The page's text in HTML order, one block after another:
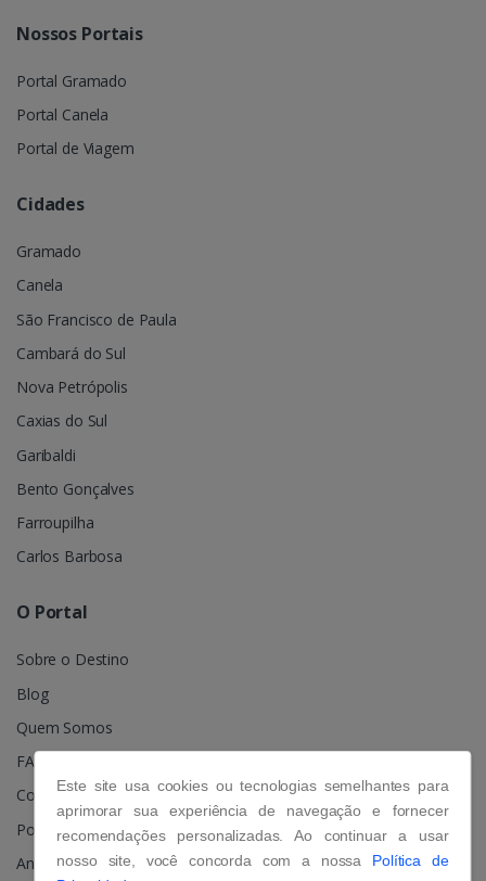
Nossos Portais
Portal Gramado
Portal Canela
Portal de Viagem
Cidades
Gramado
Canela
São Francisco de Paula
Cambará do Sul
Nova Petrópolis
Caxias do Sul
Garibaldi
Bento Gonçalves
Farroupilha
Carlos Barbosa
O Portal
Sobre o Destino
Blog
Quem Somos
FAQ
Contato
Política de Privacidade
Anuncie
Este site usa cookies ou tecnologias semelhantes para
aprimorar sua experiência de navegação e fornecer
recomendações personalizadas. Ao continuar a usar
nosso site, você concorda com a nossa Política de